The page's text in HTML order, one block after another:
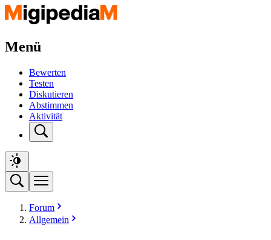
Menü
Bewerten
Testen
Diskutieren
Abstimmen
Aktivität
Forum
Allgemein